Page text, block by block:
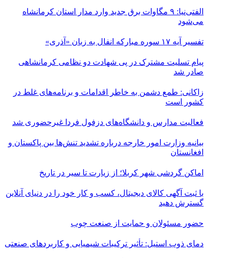
الفتی‌نیا: ۹ مگاوات برق جدید وارد مدار استان کرمانشاه
می‌شود
تفسیر آیه ۱۷ سوره مبارکه انفال به زبان «آذری»
پیام تسلیت مشترک در پی شهادت دو نظامی کرمانشاهی
صادر شد
زاکانی: طمع دشمن به خاطر اقدامات و برنامه‌های غلط در
کشور است
فعالیت مدارس و دانشگاه‌های دزفول فردا غیرحضوری شد
بیانیه وزارت امور خارجه درباره تشدید تنش‌ها بین پاکستان و
افغانستان
اماکن گردشی شهر کربلا؛ از زیارت تا سیر در تاریخ
با ثبت آگهی کالای دیجیتال، کسب و کار خود را در دنیای آنلاین
گسترش دهید
حضور مسئولان و حمایت از صنعت چوب
دمای ذوب استیل: تأثیر ترکیبات شیمیایی و کاربردهای صنعتی